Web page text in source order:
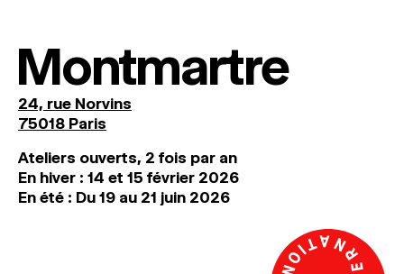
Montmartre
24, rue Norvins
75018 Paris
Ateliers ouverts, 2 fois par an
En hiver : 14 et 15 février 2026
En été : Du 19 au 21 juin 2026